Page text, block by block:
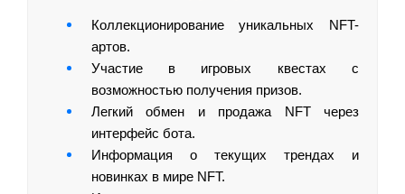
Коллекционирование уникальных NFT-
артов.
Участие в игровых квестах с
возможностью получения призов.
Легкий обмен и продажа NFT через
интерфейс бота.
Информация о текущих трендах и
новинках в мире NFT.